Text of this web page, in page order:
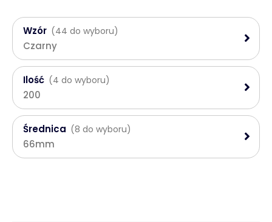
Wzór (44 do wyboru)
Czarny
Ilość (4 do wyboru)
200
Średnica (8 do wyboru)
66mm